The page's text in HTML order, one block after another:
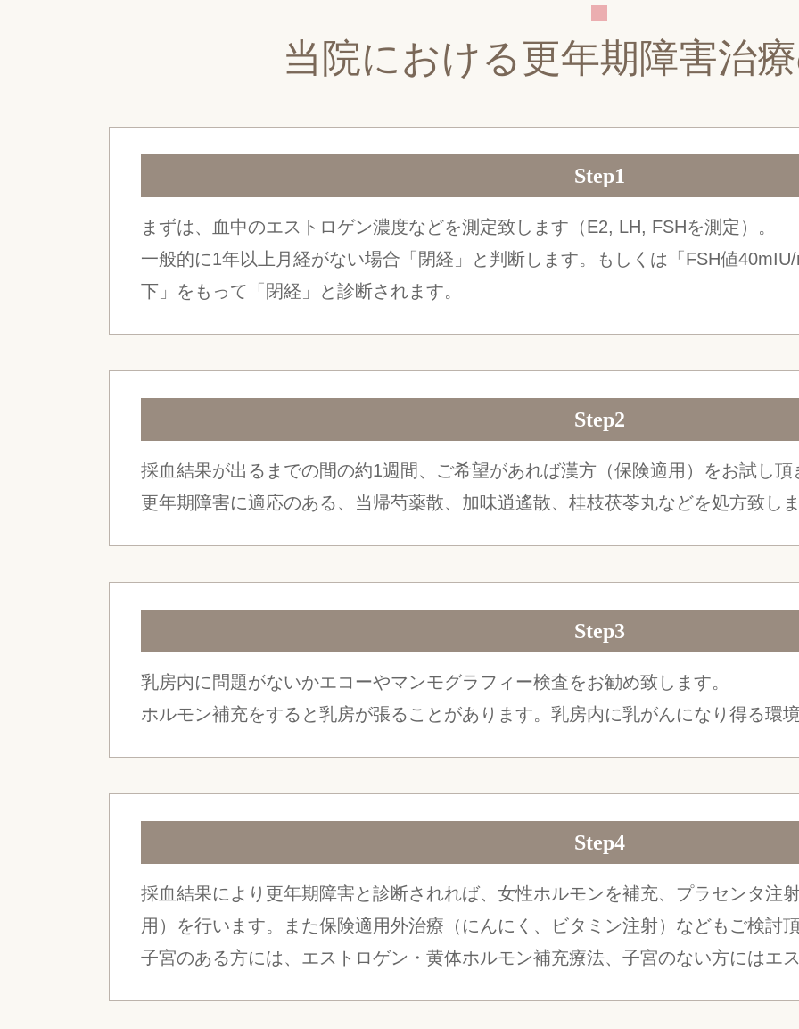
当院における更年期障害治
Step1
まずは、血中のエストロゲン濃度などを測定致します（E2, LH, FSHを測定）。
一般的に1年以上月経がない場合「閉経」と判断します。もしくは「FSH値
下」をもって「閉経」と診断されます。
Step2
採血結果が出るまでの間の約1週間、ご希望があれば漢方（保険適用）をお試し頂
更年期障害に適応のある、当帰芍薬散、加味逍遙散、桂枝茯苓丸などを処方致し
Step3
乳房内に問題がないかエコーやマンモグラフィー検査をお勧め致します。
ホルモン補充をすると乳房が張ることがあります。乳房内に乳がんになり得る環
Step4
採血結果により更年期障害と診断されれば、女性ホルモンを補充、プラセンタ注
用）を行います。また保険適用外治療（にんにく、ビタミン注射）などもご検討
子宮のある方には、エストロゲン・黄体ホルモン補充療法、子宮のない方にはエ